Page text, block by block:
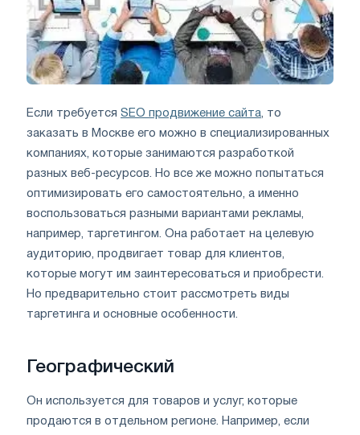
Если требуется SEO продвижение сайта, то
заказать в Москве его можно в специализированных
компаниях, которые занимаются разработкой
разных веб-ресурсов. Но все же можно попытаться
оптимизировать его самостоятельно, а именно
воспользоваться разными вариантами рекламы,
например, таргетингом. Она работает на целевую
аудиторию, продвигает товар для клиентов,
которые могут им заинтересоваться и приобрести.
Но предварительно стоит рассмотреть виды
таргетинга и основные особенности.
Географический
Он используется для товаров и услуг, которые
продаются в отдельном регионе. Например, если